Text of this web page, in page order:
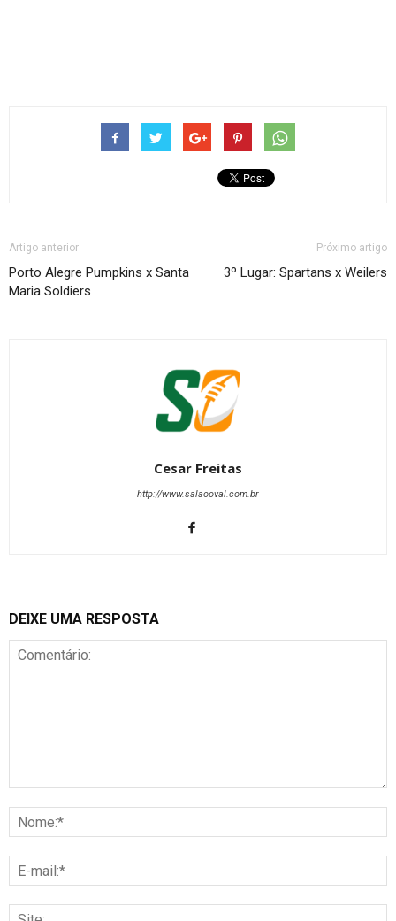
Artigo anterior
Porto Alegre Pumpkins x Santa
Maria Soldiers
Próximo artigo
3º Lugar: Spartans x Weilers
Cesar Freitas
http://www.salaooval.com.br
DEIXE UMA RESPOSTA